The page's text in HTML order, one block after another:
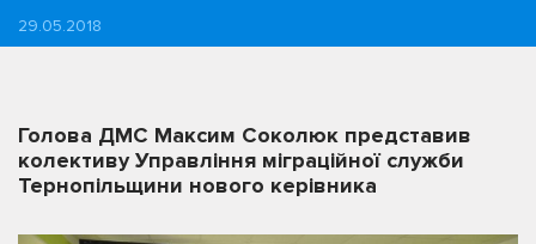
29.05.2018
Голова ДМС Максим Соколюк представив
колективу Управління міграційної служби
Тернопільщини нового керівника